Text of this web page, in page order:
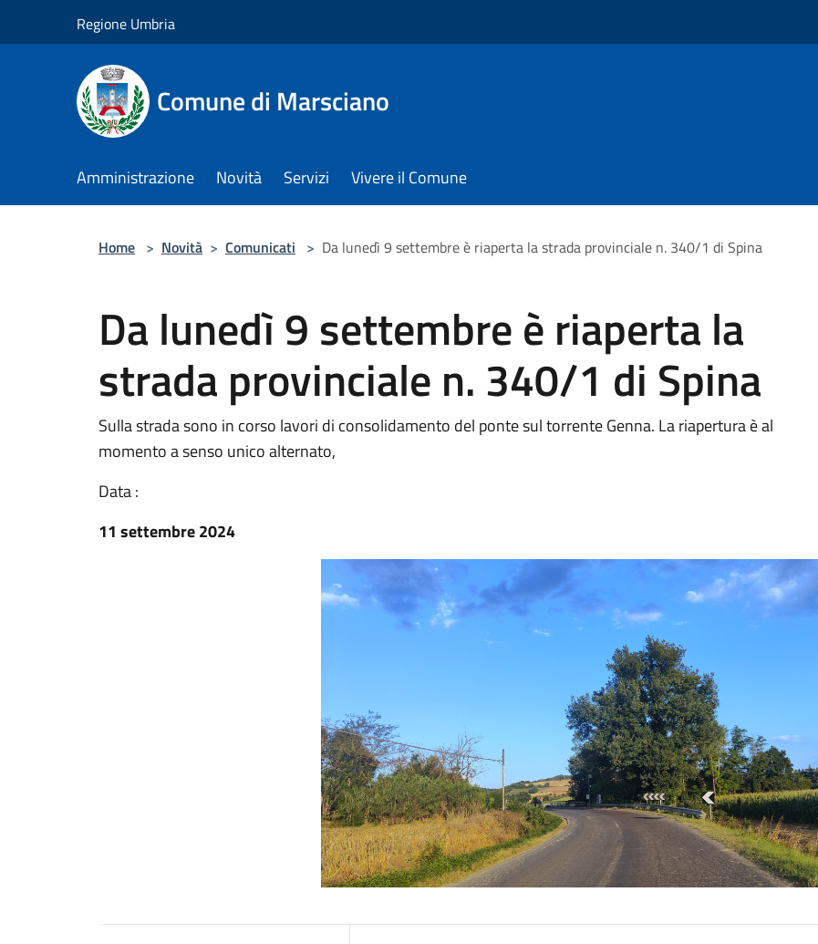
Regione Umbria
Comune di Marsciano
Amministrazione Novità Servizi Vivere il Comune
Home > Novità > Comunicati > Da lunedì 9 settembre è riaperta la strada provinciale n. 340/1 di Spina
Da lunedì 9 settembre è riaperta la
strada provinciale n. 340/1 di Spina
Sulla strada sono in corso lavori di consolidamento del ponte sul torrente Genna. La riapertura è al
momento a senso unico alternato,
Data :
11 settembre 2024